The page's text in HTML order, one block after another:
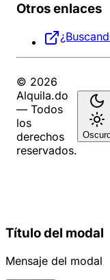
Otros enlaces
© 2026
Alquila.do
— Todos
los
derechos
reservados.
Título del modal
Mensaje del modal